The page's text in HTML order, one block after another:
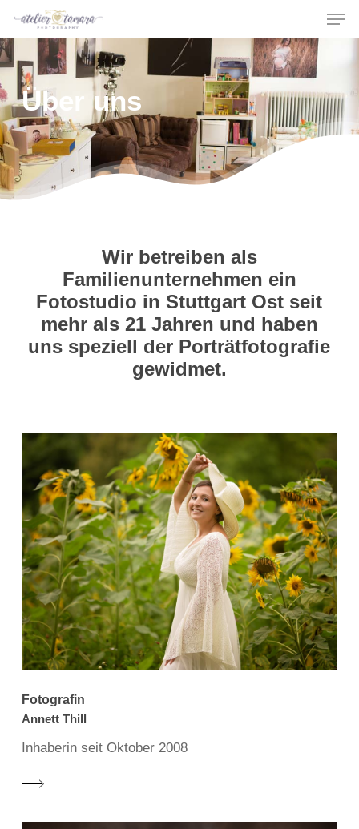
main
content
Über uns
Wir betreiben als
Familienunternehmen ein
Fotostudio in Stuttgart Ost seit
mehr als 21 Jahren und haben
uns speziell der Porträtfotografie
gewidmet.
Fotografin
Annett Thill
Inhaberin seit Oktober 2008